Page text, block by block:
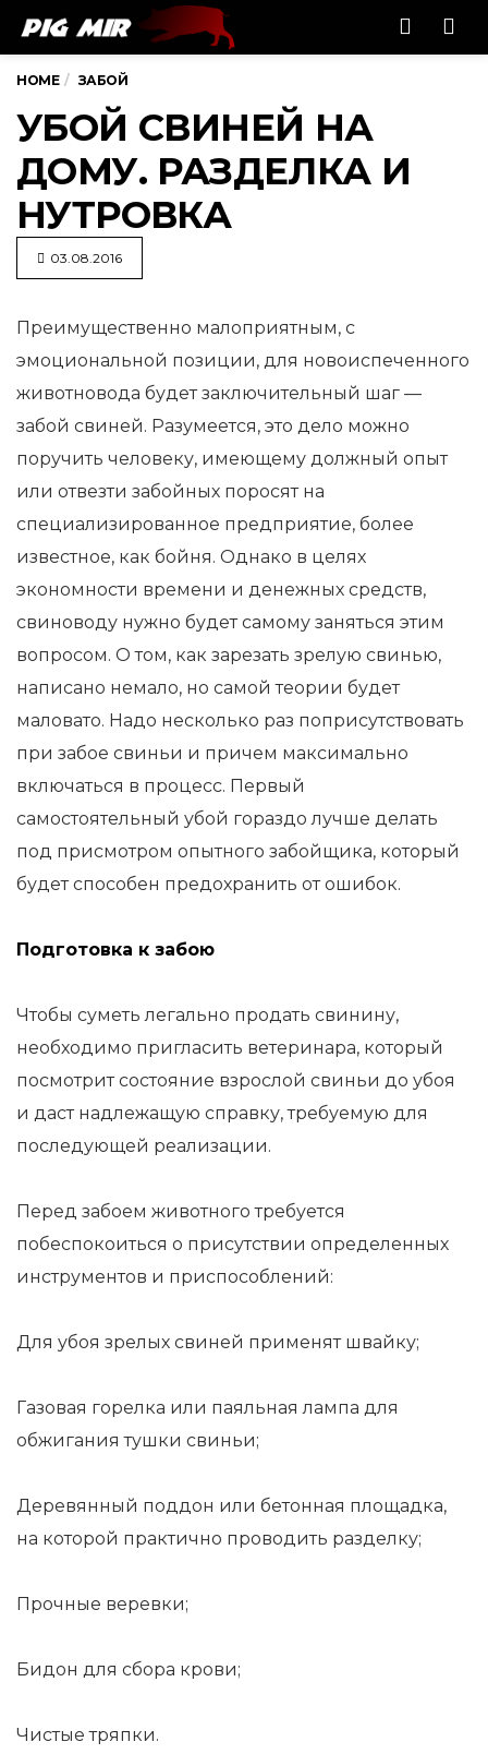
HOME ЗАБОЙ
УБОЙ СВИНЕЙ НА
ДОМУ. РАЗДЕЛКА И
НУТРОВКА
03.08.2016
Преимущественно малоприятным, с
эмоциональной позиции, для новоиспеченного
животновода будет заключительный шаг —
забой свиней. Разумеется, это дело можно
поручить человеку, имеющему должный опыт
или отвезти забойных поросят на
специализированное предприятие, более
известное, как бойня. Однако в целях
экономности времени и денежных средств,
свиноводу нужно будет самому заняться этим
вопросом. О том, как зарезать зрелую свинью,
написано немало, но самой теории будет
маловато. Надо несколько раз поприсутствовать
при забое свиньи и причем максимально
включаться в процесс. Первый
самостоятельный убой гораздо лучше делать
под присмотром опытного забойщика, который
будет способен предохранить от ошибок.
Подготовка к забою
Чтобы суметь легально продать свинину,
необходимо пригласить ветеринара, который
посмотрит состояние взрослой свиньи до убоя
и даст надлежащую справку, требуемую для
последующей реализации.
Перед забоем животного требуется
побеспокоиться о присутствии определенных
инструментов и приспособлений:
Для убоя зрелых свиней применят швайку;
Газовая горелка или паяльная лампа для
обжигания тушки свиньи;
Деревянный поддон или бетонная площадка,
на которой практично проводить разделку;
Прочные веревки;
Бидон для сбора крови;
Чистые тряпки.